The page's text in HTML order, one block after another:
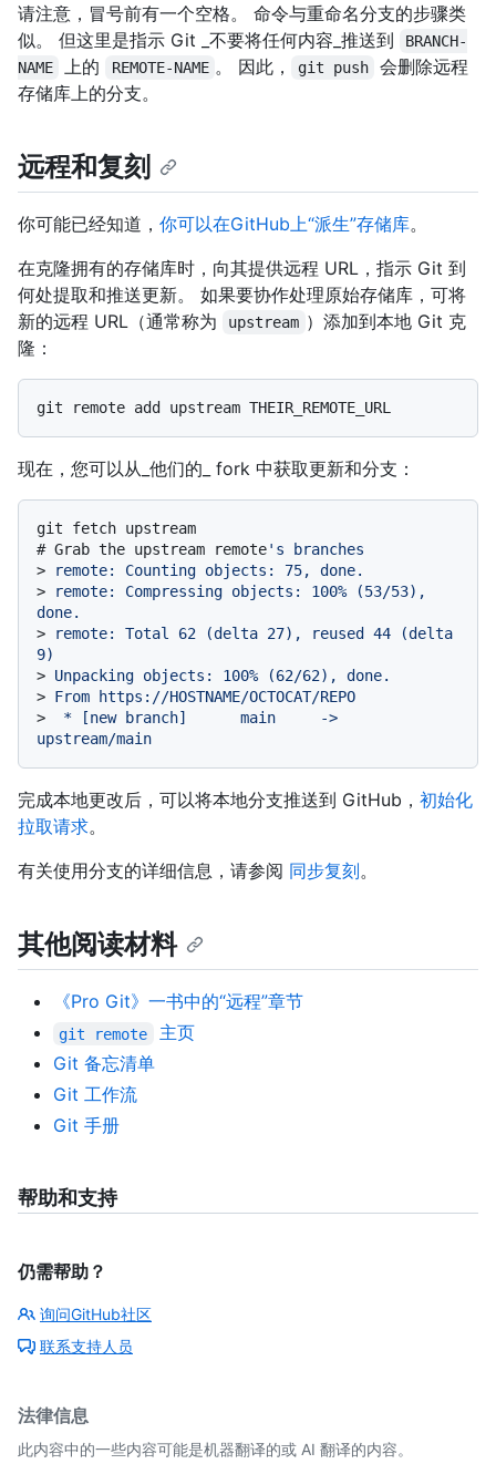
请注意，冒号前有一个空格。 命令与重命名分支的步骤类
似。 但这里是指示 Git _不要将任何内容_推送到
BRANCH-
NAME
上的 REMOTE-NAME 。 因此， git push
会删除远程
存储库上的分支。
远程和复刻
你可能已经知道， 你可以在GitHub上“派生”存储库。
在克隆拥有的存储库时，向其提供远程 URL，指示 Git 到
何处提取和推送更新。 如果要协作处理原始存储库，可将
新的远程 URL（通常称为
upstream ）添加到本地 Git 克
隆：
现在，您可以从_他们的_ fork 中获取更新和分支：
# Grab the upstream remote's branches
>
remote: Counting objects: 75, done.
>
remote: Compressing objects: 100% (53/53),
done.
>
remote: Total 62 (delta 27), reused 44 (delta
9)
> Unpacking objects: 100% (62/62), done.
> From https://HOSTNAME/OCTOCAT/REPO
>
* [new branch]      main     ->
upstream/main
完成本地更改后，可以将本地分支推送到 GitHub， 初始化
拉取请求。
有关使用分支的详细信息，请参阅 同步复刻。
其他阅读材料
《Pro Git》一书中的“远程”章节
git remote
主页
Git 备忘清单
Git 工作流
Git 手册
帮助和支持
仍需帮助？
询问GitHub社区
联系支持人员
法律信息
此内容中的一些内容可能是机器翻译的或 AI 翻译的内容。